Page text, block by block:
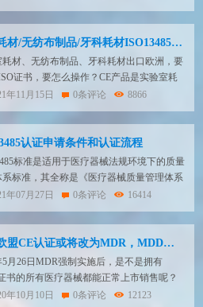
求，为医疗器械的质量达到安全有效起到了
促进作用。 适用范围本标准适用于进行医
设计和开发、生产、安装和服务或相关服
计、开发和提供等相关行业。在标...
实验耗材/无纺布制品/牙科耗材ISO13485认证如何办理？
耗材、无纺布制品、牙科耗材出口欧洲，要
证书，要怎么操作？CE产品是实验室耗
片、盖玻片、试管、离心管、吸头、量
养皿、包埋盒、吸管、拭子、试管塞、存储
管架、采样棒、药棉、量筒、烧杯、漏斗、
管等小产品；无纺布制品口罩、防护服、
、手术衣、帽子、鞋套；牙科耗材牙托、牙
仪...
年11月15日 0条评论 8866
认证申请条件和认证流程
标准是适用于医疗器械法规环境下的质量
系标准，其全称是《医疗器械质量管理体系
的要求》。 它采用了基于ISO9001标准中
相关理念，相较ISO9001标准适用于所有
组织，ISO13485更具有专业性，重点针对与
械设计开发、生产、贮存和流通、安装、服
用及处置等相...
年07月27日 0条评论 16414
出口欧盟CE认证或将改为MDR，MDD证书医疗器械能否正常使用
5月26日MDR强制实施后，是不是拥有
书的所有医疗器械都能正常上市销售呢？
问题，今天我们将进行详细说明。 MDR
年10月10日 0条评论 12123